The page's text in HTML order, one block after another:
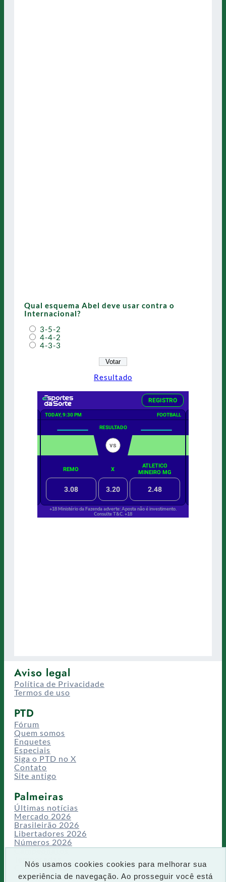
Nós usamos cookies cookies para melhorar sua
experiência de navegação. Ao prosseguir você está
Qual esquema Abel deve usar contra o
Internacional?
3-5-2
4-4-2
4-3-3
Resultado
Aviso legal
Política de Privacidade
Termos de uso
PTD
Fórum
Quem somos
Enquetes
Especiais
Siga o PTD no X
Contato
Site antigo
Palmeiras
Últimas notícias
Mercado 2026
Brasileirão 2026
Libertadores 2026
Números 2026
Campeonatos
Temporadas
CT/Centro de Excelência